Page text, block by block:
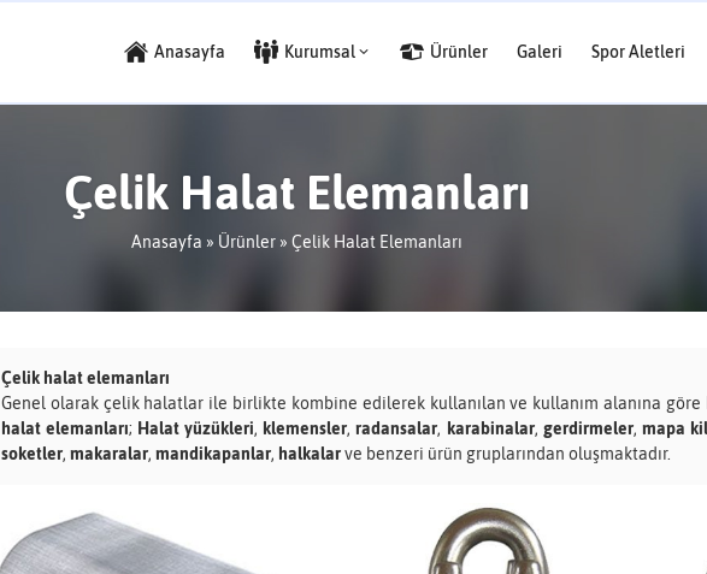
Anasayfa Kurumsal Ürünler Galeri Spor Aletleri
Çelik Halat Elemanları
Anasayfa » Ürünler» Çelik Halat Elemanları
Çelik halat elemanları
Genel olarak çelik halatlar ile birlikte kombine edilerek kullanılan ve kullanım alanına göre
halat elemanları; Halat yüzükleri, klemensler,radansalar, karabinalar, gerdirmeler, mapa
soketler, makaralar, mandikapanlar, halkalarve benzeri ürün gruplarından oluşmaktadır.